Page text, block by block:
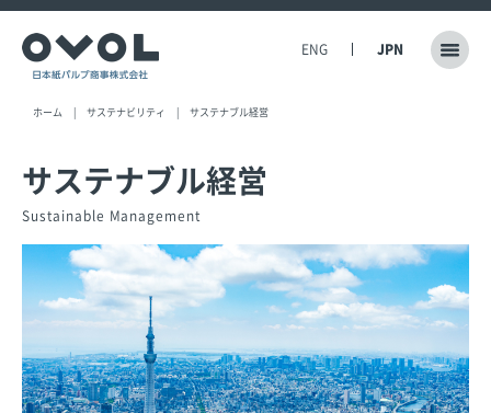
ENG JPN
ホーム サステナビリティ サステナブル経営
サステナブル経営
Sustainable Management